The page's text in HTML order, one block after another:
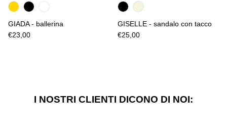
GIADA - ballerina
€23,00
GISELLE - sandalo con tacco
€25,00
I NOSTRI CLIENTI DICONO DI NOI: